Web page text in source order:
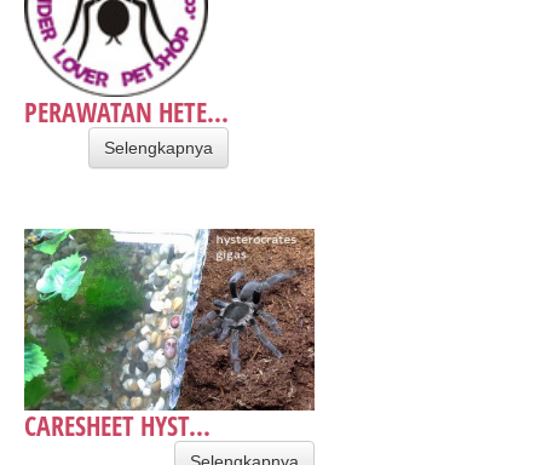
PERAWATAN HETE...
Selengkapnya
CARESHEET HYST...